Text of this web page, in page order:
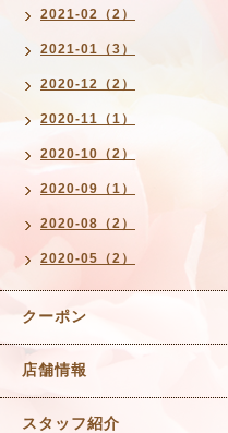
2021-02（2）
2021-01（3）
2020-12（2）
2020-11（1）
2020-10（2）
2020-09（1）
2020-08（2）
2020-05（2）
クーポン
店舗情報
スタッフ紹介